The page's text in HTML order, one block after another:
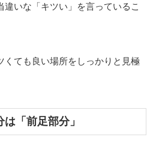
いな「キツい」を言っているこ
くても良い場所をしっかりと見極
「前足部分」